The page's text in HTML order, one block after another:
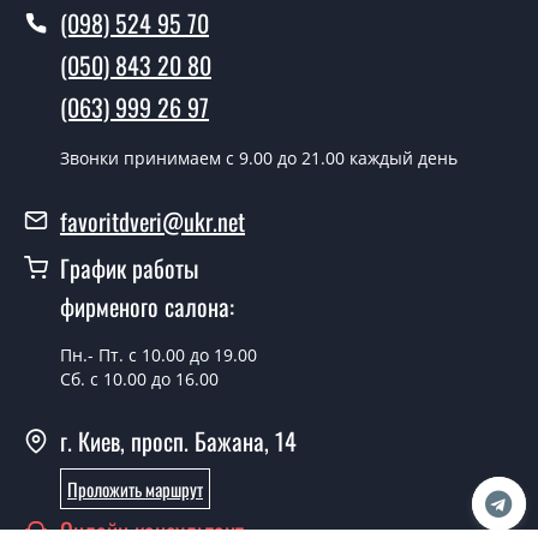
Вы производите установку
межкомнатных дверей ТМ Фаворит?
Да производим. Монтаж межкомнатных дверей ТМ
Фаворит производится согласно очереди, во все дни
кроме воскресенья.
Techno-46-painted?
Стоимость установки дверей Techno-46-painted - от
1800 грн.
Можно на сегодня вызвать
замерщика?
У вас есть в наличии готовые
межкомнатные двери фаворит?
(098) 524 95 70
(050) 843 20 80
(063) 999 26 97
Звонки принимаем c 9.00 до 21.00 каждый день
favoritdveri@ukr.net
График работы
фирменого салона:
Пн.- Пт. с 10.00 до 19.00
Сб. с 10.00 до 16.00
г. Киев, просп. Бажана, 14
Проложить маршрут
Онлайн консультант